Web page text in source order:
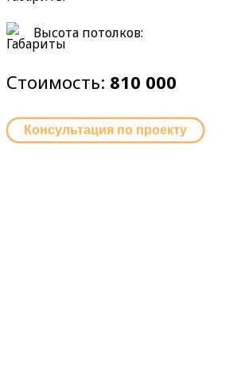
Высота потолков:
Стоимость: 810 000
Консультация по проекту